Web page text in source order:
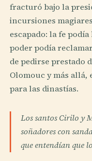
fracturó bajo la
incursiones
escapado: la fe
poder podía
de pedirse prestado
Olomouc y más allá,
para las dinastías.
Los santos Cirilo y
soñadores con
que entendían que